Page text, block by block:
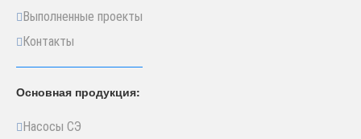
Выполненные проекты
Контакты
Основная продукция:
Насосы СЭ